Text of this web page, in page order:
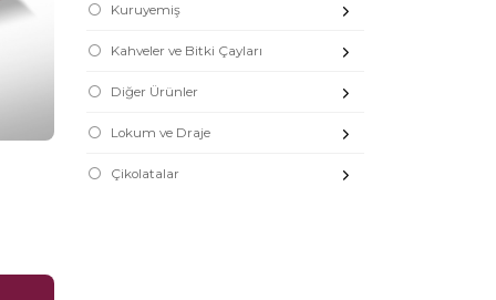
Kuruyemiş
Kahveler ve Bitki Çayları
Diğer Ürünler
Lokum ve Draje
Çikolatalar